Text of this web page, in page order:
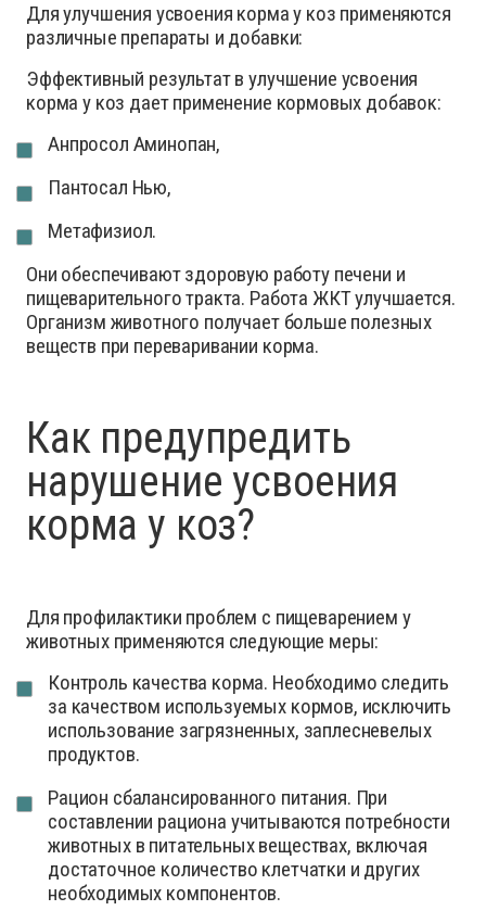
Для улучшения усвоения корма у коз применяются
различные препараты и добавки:
Эффективный результат в улучшение усвоения
корма у коз дает применение кормовых добавок:
Анпросол Аминопан,
Пантосал Нью,
Метафизиол.
Они обеспечивают здоровую работу печени и
пищеварительного тракта. Работа ЖКТ улучшается.
Организм животного получает больше полезных
веществ при переваривании корма.
Как предупредить
нарушение усвоения
корма у коз?
Для профилактики проблем с пищеварением у
животных применяются следующие меры:
Контроль качества корма. Необходимо следить
за качеством используемых кормов, исключить
использование загрязненных, заплесневелых
продуктов.
Рацион сбалансированного питания. При
составлении рациона учитываются потребности
животных в питательных веществах, включая
достаточное количество клетчатки и других
необходимых компонентов.